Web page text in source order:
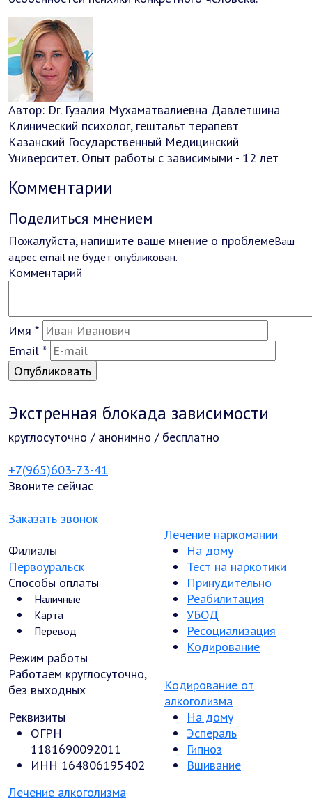
Автор: Dr. Гузалия Мухаматвалиевна Давлетшина
Клинический психолог, гештальт терапевт
Казанский Государственный Медицинский
Университет. Опыт работы с зависимыми - 12 лет
Комментарии
Поделиться мнением
Пожалуйста, напишите ваше мнение о проблемеВаш
адрес email не будет опубликован.
Комментарий
Имя *
Email *
Экстренная блокада зависимости
круглосуточно / анонимно / бесплатно
+7(965)603-73-41
Звоните сейчас
Заказать звонок
Филиалы
Первоуральск
Способы оплаты
Наличные
Карта
Перевод
Режим работы
Работаем круглосуточно,
без выходных
Реквизиты
ОГРН
1181690092011
ИНН 164806195402
Лечение наркомании
На дому
Тест на наркотики
Принудительно
Реабилитация
УБОД
Ресоциализация
Кодирование
Кодирование от
алкоголизма
На дому
Эспераль
Гипноз
Вшивание
Лечение алкоголизма